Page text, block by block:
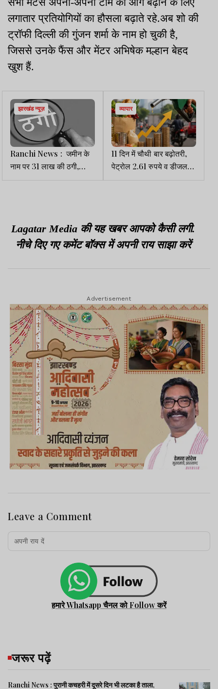
लगातार प्रतियोगियों का हौसला बढ़ाते रहे.अब शो की
ट्रॉफी दिल्ली की गुंजन शर्मा के नाम हो चुकी है,
जिससे उनके फैंस और मेंटर अभिषेक मल्हान बेहद
खुश हैं.
झारखंड न्यूज़
Ranchi News : जमीन के
नाम पर 31 लाख की ठगी,
पीड़िता ने थाने में लगाई गुहार
व्यापार
11 दिन में चौथी बार बढ़ोतरी,
पेट्रोल 2.61 रुपये व डीजल
2.71 रुपये महंगा
Lagatar Media की यह खबर आपको कैसी लगी.
नीचे दिए गए कमेंट बॉक्स में अपनी राय साझा करें
Advertisement
Leave a Comment
हमारे Whatsapp चैनल को Follow करें
जरूर पढ़ें
Ranchi News : पुरानी कचहरी में दूसरे दिन भी लटका है ताला,